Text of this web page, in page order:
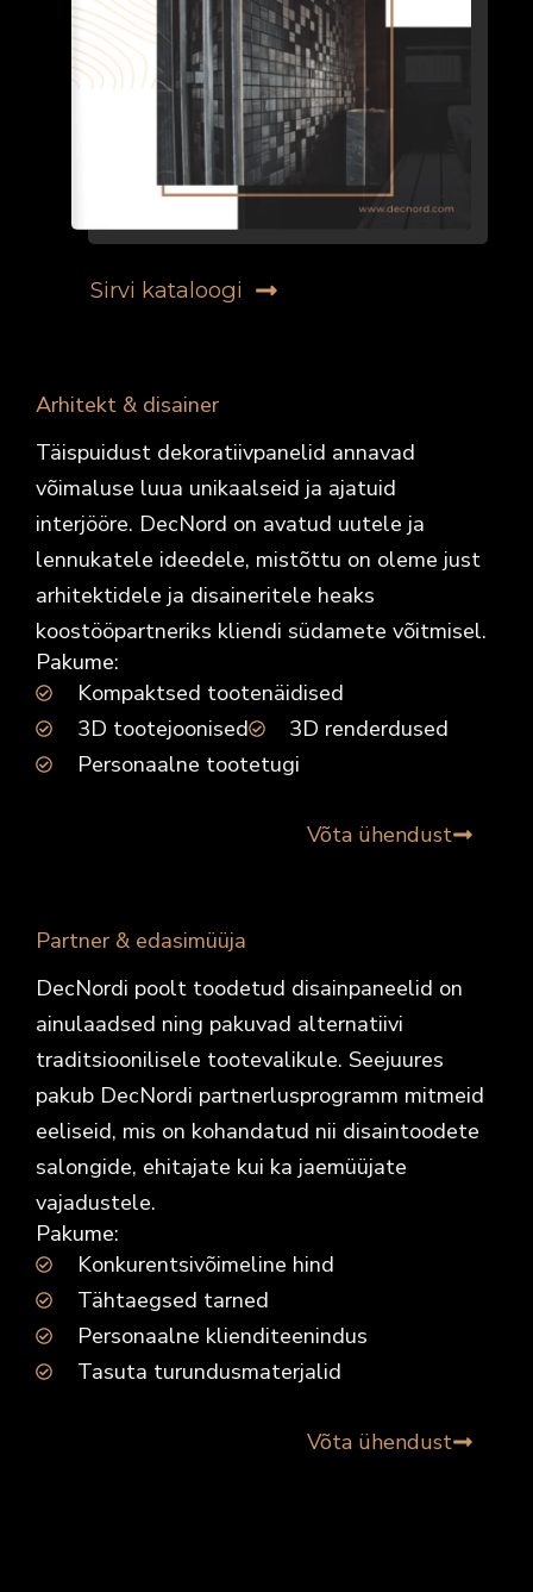
Sirvi kataloogi
Arhitekt & disainer
Täispuidust dekoratiivpanelid annavad
võimaluse luua unikaalseid ja ajatuid
interjööre. DecNord on avatud uutele ja
lennukatele ideedele, mistõttu on oleme just
arhitektidele ja disaineritele heaks
koostööpartneriks kliendi südamete võitmisel.
Võta ühendust
Pakume:
Kompaktsed tootenäidised
3D tootejoonised
3D renderdused
Personaalne tootetugi
Partner & edasimüüja
DecNordi poolt toodetud disainpaneelid on
ainulaadsed ning pakuvad alternatiivi
traditsioonilisele tootevalikule. Seejuures
pakub DecNordi partnerlusprogramm mitmeid
eeliseid, mis on kohandatud nii disaintoodete
salongide, ehitajate kui ka jaemüüjate
vajadustele.
Võta ühendust
Pakume:
Konkurentsivõimeline hind
Tähtaegsed tarned
Personaalne klienditeenindus
Tasuta turundusmaterjalid